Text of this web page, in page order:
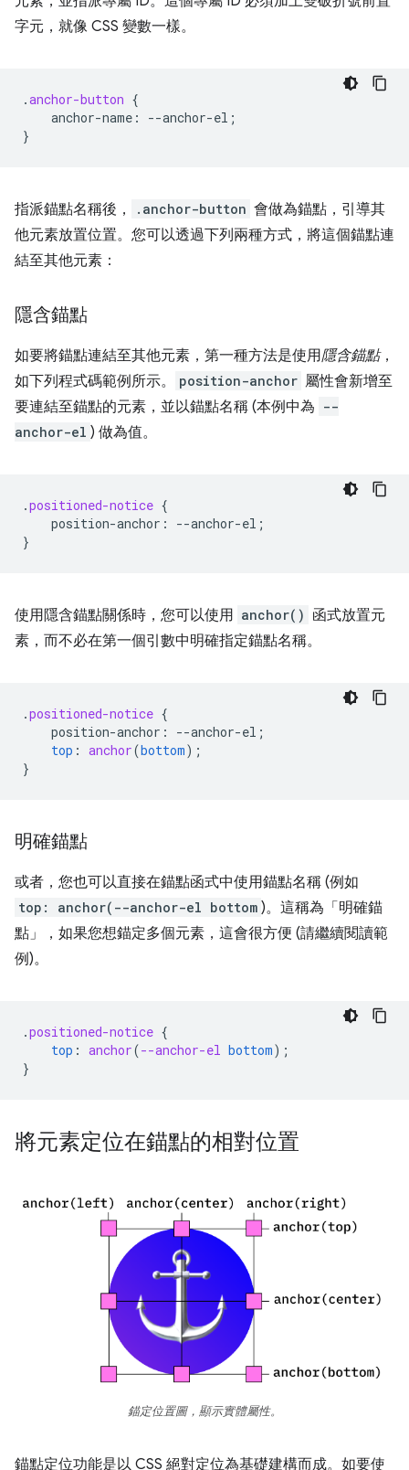
字元，就像 CSS 變數一樣。
.anchor-button {
anchor-name : --anchor-el ;
}
指派錨點名稱後， .anchor-button 會做為錨點，引導其
他元素放置位置。您可以透過下列兩種方式，將這個錨點連
結至其他元素：
隱含錨點
如要將錨點連結至其他元素，第一種方法是使用隱含錨點，
如下列程式碼範例所示。
position-anchor 屬性會新增至
要連結至錨點的元素，並以錨點名稱 (本例中為 --
anchor-el ) 做為值。
.positioned-notice {
position-anchor : --anchor-el ;
}
使用隱含錨點關係時，您可以使用 anchor() 函式放置元
素，而不必在第一個引數中明確指定錨點名稱。
.positioned-notice {
position-anchor : --anchor-el ;
top : anchor(bottom);
}
明確錨點
或者，您也可以直接在錨點函式中使用錨點名稱 (例如
top: anchor(--anchor-el bottom )。這稱為「明確錨
點」
，如果您想錨定多個元素，這會很方便 (請繼續閱讀範
例)。
.positioned-notice {
top : anchor(--anchor-el bottom);
}
將元素定位在錨點的相對位置
錨定位置圖，顯示實體屬性。
錨點定位功能是以 CSS 絕對定位為基礎建構而成。如要使